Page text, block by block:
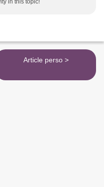
in this topic!
Article perso >